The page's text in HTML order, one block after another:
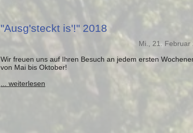
"Ausg'steckt is'!" 2018
Mi., 21. Februar
Wir freuen uns auf Ihren Besuch an jedem ersten
von Mai bis Oktober!
... weiterlesen